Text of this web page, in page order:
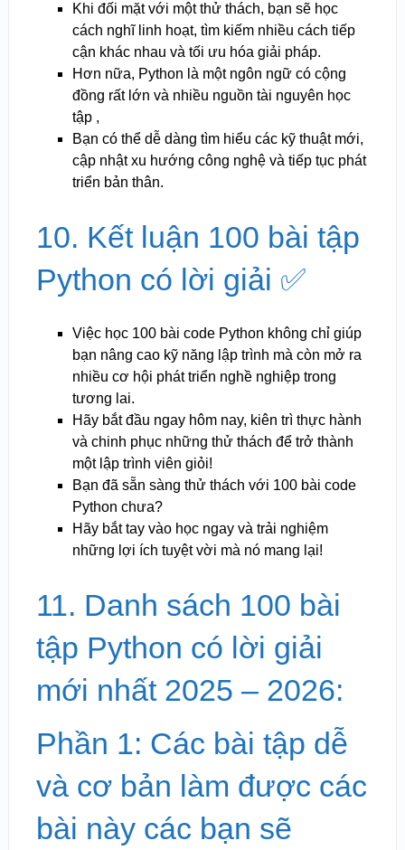
Khi đối mặt với một thử thách, bạn sẽ học
cách nghĩ linh hoạt, tìm kiếm nhiều cách tiếp
cận khác nhau và tối ưu hóa giải pháp.
Hơn nữa, Python là một ngôn ngữ có cộng
đồng rất lớn và nhiều nguồn tài nguyên học
tập ,
Bạn có thể dễ dàng tìm hiểu các kỹ thuật mới,
cập nhật xu hướng công nghệ và tiếp tục phát
triển bản thân.
10. Kết luận 100 bài tập
Python có lời giải ✅
Việc học 100 bài code Python không chỉ giúp
bạn nâng cao kỹ năng lập trình mà còn mở ra
nhiều cơ hội phát triển nghề nghiệp trong
tương lai.
Hãy bắt đầu ngay hôm nay, kiên trì thực hành
và chinh phục những thử thách để trở thành
một lập trình viên giỏi!
Bạn đã sẵn sàng thử thách với 100 bài code
Python chưa?
Hãy bắt tay vào học ngay và trải nghiệm
những lợi ích tuyệt vời mà nó mang lại!
11. Danh sách 100 bài
tập Python có lời giải
mới nhất 2025 – 2026:
Phần 1: Các bài tập dễ
và cơ bản làm được các
bài này các bạn sẽ